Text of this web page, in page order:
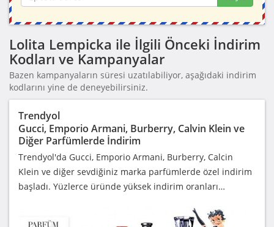
Lolita Lempicka ile İlgili Önceki İndirim
Kodları ve Kampanyalar
Bazen kampanyaların süresi uzatılabiliyor, aşağıdaki indirim
kodlarını yine de deneyebilirsiniz.
Trendyol
Gucci, Emporio Armani, Burberry, Calvin Klein ve
Diğer Parfümlerde İndirim
Trendyol'da Gucci, Emporio Armani, Burberry, Calcin
Klein ve diğer sevdiğiniz marka parfümlerde özel indirim
başladı. Yüzlerce üründe yüksek indirim oranları…